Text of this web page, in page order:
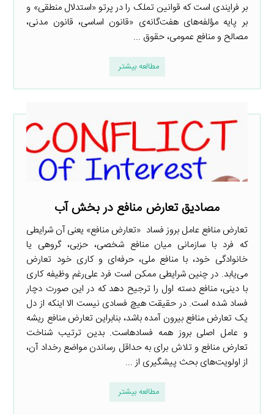
بر فرایندی است که قوانین تملک را در پرتو «استدلال منطقی» و
بر پایه مؤلفه‌های هفت‌گانه‌ی «قانون اساسی، قانون مدنی،
مصالح و منافع عمومی، حقوق ...
مطالعه بیشتر
مصادیق تعارض منافع در بخش آب
تعارض منافع عامل بروز فساد «تعارض منافع» یعنی آن شرایطی
که فرد با سازمانی میان منافع شخصی، حزبی، گروهی یا
خانوادگی خود، با منافع ملی، حرفه‌ای و کاری خود تعارض
می‌یابد. در چنین شرایطی ممکن است فرد علی‌رغم وظیفه کاری
با دینی، منافع دسته اول را ترجیح دهد که در این صورت دچار
فساد شده است. در حقیقت هیچ فسادی نیست الا اینکه از دل
یک تعارض منافع بیرون آمده باشد، بنابراین تعارض منافع ریشه
و عامل اصلی بروز همه فسادهاست. بدین ترتیب شناخت
تعارض منافع و تلاش برای به حداقل رساندن مواضع رخداد آن،
از اولویت‌های بحث پیشگیری از ...
مطالعه بیشتر